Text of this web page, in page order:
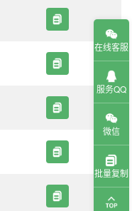
在线客服
服务QQ
微信
批量复制